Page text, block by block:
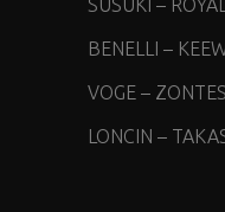
SUSUKI –
BENELLI –
VOGE – ZONTES
LONCIN –